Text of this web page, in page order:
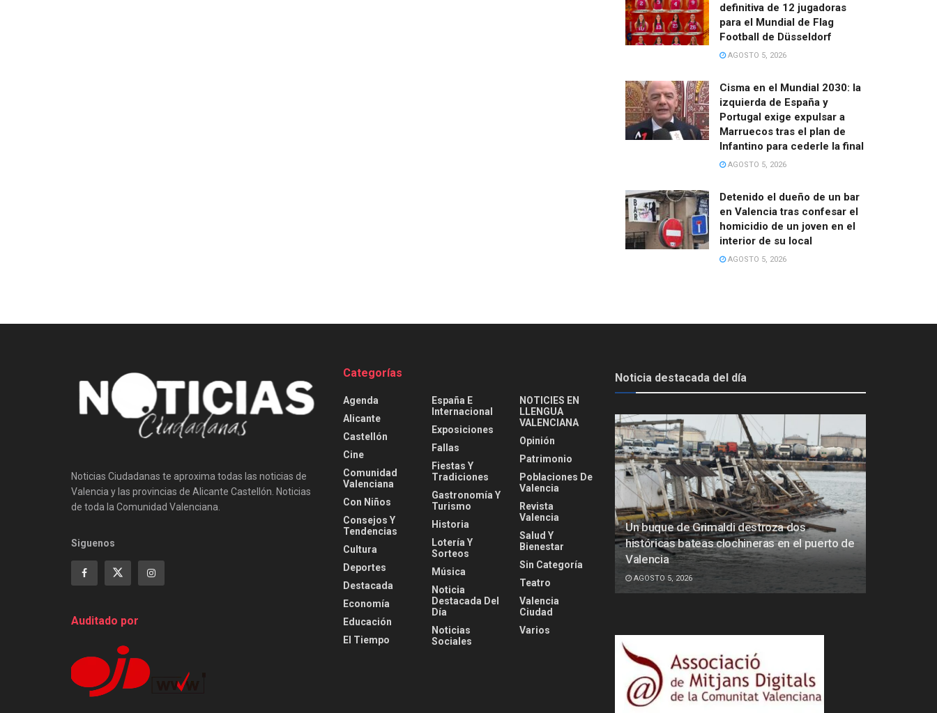
definitiva de 12 jugadoras
para el Mundial de Flag
Football de Düsseldorf
AGOSTO 5, 2026
Cisma en el Mundial 2030: la
izquierda de España y
Portugal exige expulsar a
Marruecos tras el plan de
Infantino para cederle la final
AGOSTO 5, 2026
Detenido el dueño de un bar
en Valencia tras confesar el
homicidio de un joven en el
interior de su local
AGOSTO 5, 2026
Noticias Ciudadanas te aproxima todas las noticias de
Valencia y las provincias de Alicante Castellón. Noticias
de toda la Comunidad Valenciana.
Siguenos
Auditado por
Categorías
Agenda
Alicante
Castellón
Cine
Comunidad
Valenciana
Con Niños
Consejos Y
Tendencias
Cultura
Deportes
Destacada
Economía
Educación
El Tiempo
España E
Internacional
Exposiciones
Fallas
Fiestas Y
Tradiciones
Gastronomía Y
Turismo
Historia
Lotería Y
Sorteos
Música
Noticia
Destacada Del
Día
Noticias
Sociales
NOTICIES EN
LLENGUA
VALENCIANA
Opinión
Patrimonio
Poblaciones De
Valencia
Revista
Valencia
Salud Y
Bienestar
Sin Categoría
Teatro
Valencia
Ciudad
Varios
Noticia destacada del día
Un buque de Grimaldi destroza dos
históricas bateas clochineras en el puerto de
Valencia
AGOSTO 5, 2026